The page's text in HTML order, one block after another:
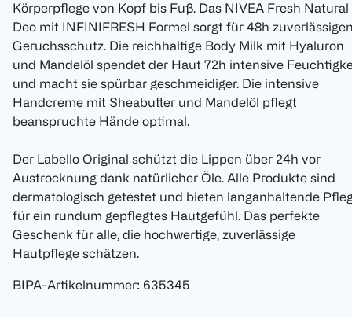
Körperpflege von Kopf bis Fuß. Das NIVEA Fresh Natural
Deo mit INFINIFRESH Formel sorgt für 48h
Geruchsschutz. Die reichhaltige Body Milk mit Hyaluron
und Mandelöl spendet der Haut 72h intensive
und macht sie spürbar geschmeidiger. Die intensive
Handcreme mit Sheabutter und Mandelöl pflegt
beanspruchte Hände optimal.
Der Labello Original schützt die Lippen über 24h vor
Austrocknung dank natürlicher Öle. Alle Produkte sind
dermatologisch getestet und bieten langanhaltende
für ein rundum gepflegtes Hautgefühl. Das perfekte
Geschenk für alle, die hochwertige, zuverlässige
Hautpflege schätzen.
BIPA-Artikelnummer: 635345